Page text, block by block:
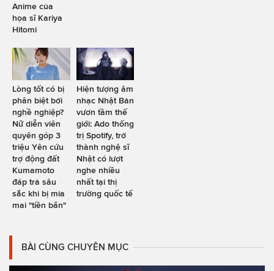
Anime của
họa sĩ Kariya
Hitomi
Lòng tốt có bị
phân biệt bởi
nghề nghiệp?
Nữ diễn viên
quyên góp 3
triệu Yên cứu
trợ động đất
Kumamoto
đáp trả sâu
sắc khi bị mỉa
mai "tiền bẩn"
Hiện tượng âm
nhạc Nhật Bản
vươn tầm thế
giới: Ado thống
trị Spotify, trở
thành nghệ sĩ
Nhật có lượt
nghe nhiều
nhất tại thị
trường quốc tế
BÀI CÙNG CHUYÊN MỤC